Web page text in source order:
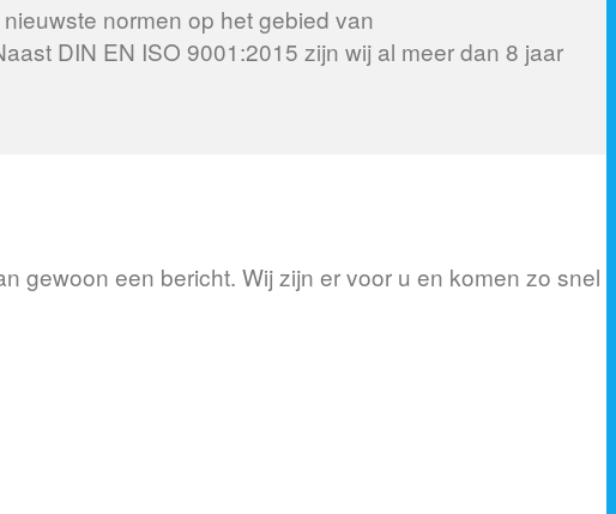
normen op het gebied van
DIN EN ISO 9001:2015 zijn wij al meer dan 8 jaar
gewoon een bericht. Wij zijn er voor u en komen zo snel